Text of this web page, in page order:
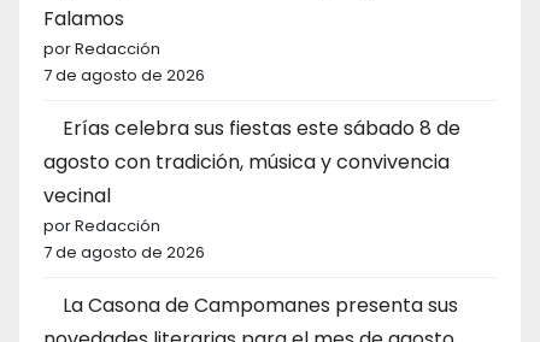
Falamos
por Redacción
7 de agosto de 2026
Erías celebra sus fiestas este sábado 8 de
agosto con tradición, música y convivencia
vecinal
por Redacción
7 de agosto de 2026
La Casona de Campomanes presenta sus